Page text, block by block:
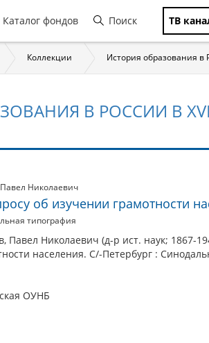
Каталог фондов Поиск ТВ
Коллекции История образования в
В РОССИИ В
Николаевич
об изучении грамотности
типография
Павел Николаевич (д-р ист. наук; 1867-
населения. С/-Петербург :
ОУНБ